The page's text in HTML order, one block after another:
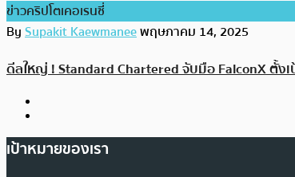
ข่าวคริปโตเคอเรนซี่
BySupakit Kaewmaneeพฤษภาคม 14, 2025
ดีลใหญ่ ! Standard Chartered จับมือ FalconX ตั้
เป้าหมายของเรา